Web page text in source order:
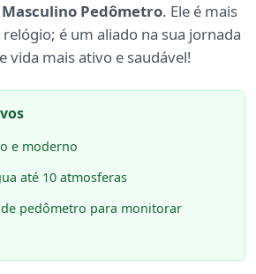
Pedômetro. Ele é mais
é um aliado na sua jornada
vida mais ativo e saudável!
e moderno
até 10 atmosferas
pedômetro para monitorar